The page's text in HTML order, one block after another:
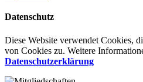
Datenschutz
Diese Website verwendet Cookies,
von Cookies zu. Weitere
Datenschutzerklärung